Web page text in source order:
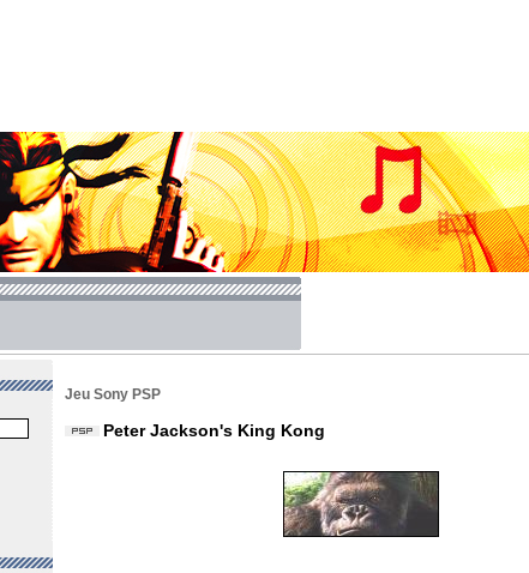
Jeu Sony PSP
Peter Jackson's King Kong